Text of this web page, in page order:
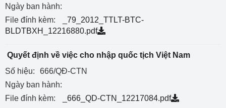
Ngày ban hành:
File đính kèm:
_79_2012_TTLT-BTC-
BLDTBXH_12216880.pdf
Quyết định về việc cho nhập quốc tịch Việt Nam
Số hiệu:
666/QĐ-CTN
Ngày ban hành:
File đính kèm:
_666_QD-CTN_12217084.pdf